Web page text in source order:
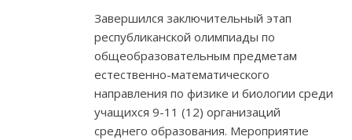
Завершился заключительный этап
республиканской олимпиады по
общеобразовательным предметам
естественно-математического
направления по физике и биологии среди
учащихся 9-11 (12) организаций
среднего образования. Мероприятие